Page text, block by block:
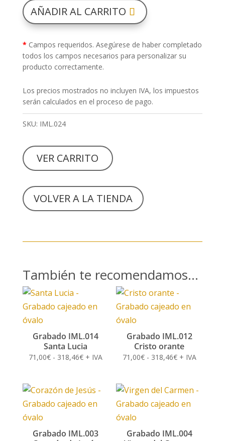
AÑADIR AL CARRITO
* Campos requeridos. Asegúrese de haber completado
todos los campos necesarios para personalizar su
producto correctamente.
Los precios mostrados no incluyen IVA, los impuestos
serán calculados en el proceso de pago.
SKU: IML.024
VER CARRITO
VOLVER A LA TIENDA
También te recomendamos…
Grabado IML.014
Santa Lucia
71,00€ - 318,46€Rango
desde
71,00€
+ IVA
Grabado IML.012
Cristo orante
71,00€ - 318,46€Rango
desde
71,00€
+ IVA
Grabado IML.003
Grabado IML.004